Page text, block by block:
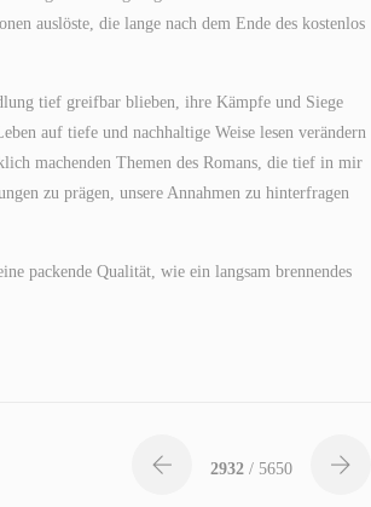
auslöste, die lange nach dem Ende des kostenlos
tief greifbar blieben, ihre Kämpfe und Siege
auf tiefe und nachhaltige Weise lesen verändern
machenden Themen des Romans, die tief in mir
zu prägen, unsere Annahmen zu hinterfragen
packende Qualität, wie ein langsam brennendes
2932 / 5650